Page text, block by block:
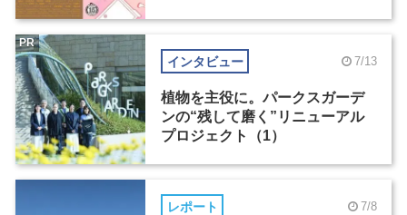
インタビュー 7/13
植物を主役に。パークスガーデ
ンの“残して磨く”リニューアル
プロジェクト（1）
PR
レポート 7/8